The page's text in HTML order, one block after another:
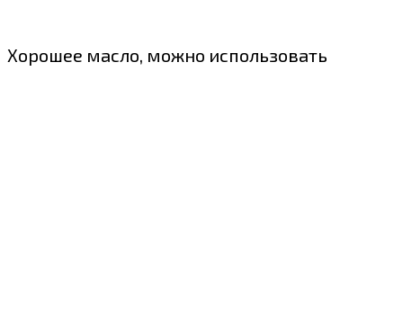
Хорошее масло, можно использовать